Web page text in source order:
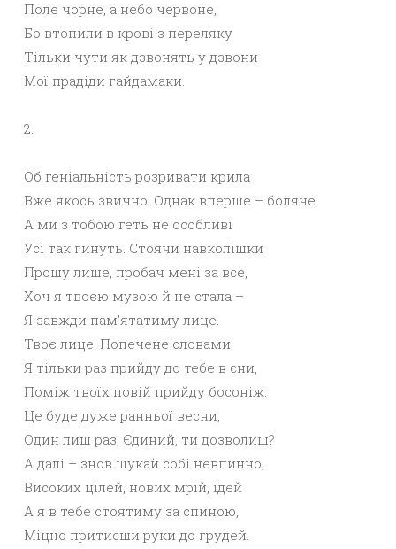
Поле чорне, а небо червоне,
Бо втопили в крові з переляку
Тільки чути як дзвонять у дзвони
Мої прадіди гайдамаки.
2.
Об геніальність розривати крила
Вже якось звично. Однак вперше – боляче.
А ми з тобою геть не особливі
Усі так гинуть. Стоячи навколішки
Прошу лише, пробач мені за все,
Хоч я твоєю музою й не стала –
Я завжди пам’ятатиму лице.
Твоє лице. Попечене словами.
Я тільки раз прийду до тебе в сни,
Поміж твоїх повій прийду босоніж.
Це буде дуже ранньої весни,
Один лиш раз, Єдиний, ти дозволиш?
А далі – знов шукай собі невпинно,
Високих цілей, нових мрій, ідей
А я в тебе стоятиму за спиною,
Міцно притисши руки до грудей.